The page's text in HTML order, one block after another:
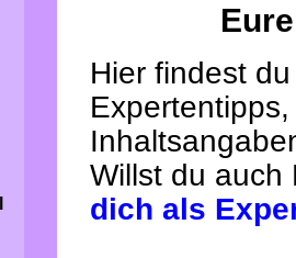
Hier findest
Willst du
dich als